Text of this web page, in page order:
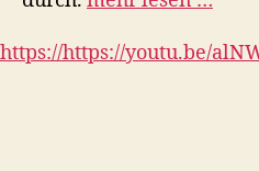
https://https://youtu.be/